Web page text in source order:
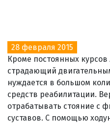
28 февраля 2015
Кроме постоянных
страдающий
нуждается в большом
средств реабилитации.
отрабатывать стояние с
суставов. С помощью